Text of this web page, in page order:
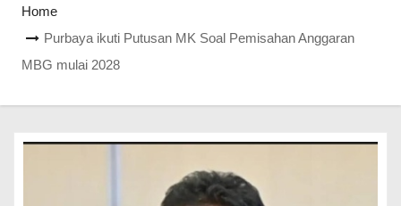
Home
Purbaya ikuti Putusan MK Soal Pemisahan Anggaran
MBG mulai 2028